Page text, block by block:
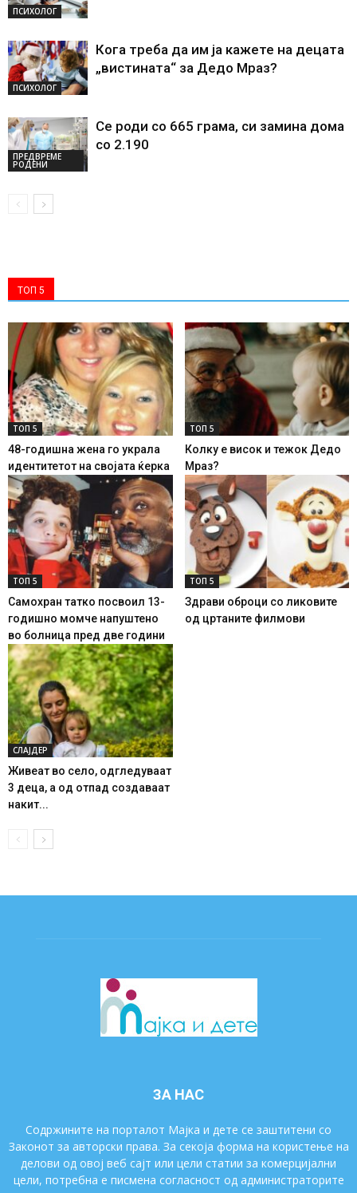
ПСИХОЛОГ
ПСИХОЛОГ
Кога треба да им ја кажете на децата
„вистината“ за Дедо Мраз?
ПРЕДВРЕМЕ
РОДЕНИ
Се роди со 665 грама, си замина дома
со 2.190
ТОП 5
ТОП 5
48-годишна жена го украла
идентитетот на својата ќерка
ТОП 5
Колку е висок и тежок Дедо
Мраз?
ТОП 5
Самохран татко посвоил 13-
годишно момче напуштено
во болница пред две години
ТОП 5
Здрави оброци со ликовите
од цртаните филмови
СЛАЈДЕР
Живеат во село, одгледуваат
3 деца, а од отпад создаваат
накит...
ЗА НАС
Содржините на порталот Мајка и дете се заштитени со
Законот за авторски права. За секоја форма на користење на
делови од овој веб сајт или цели статии за комерцијални
цели, потребна е писмена согласност од администраторите